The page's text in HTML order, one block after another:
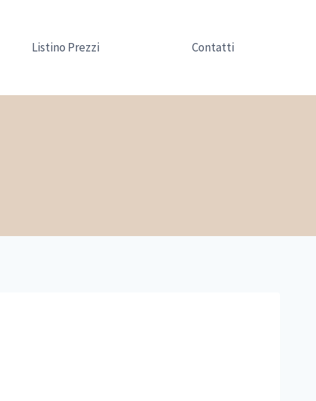
Listino Prezzi Contatti